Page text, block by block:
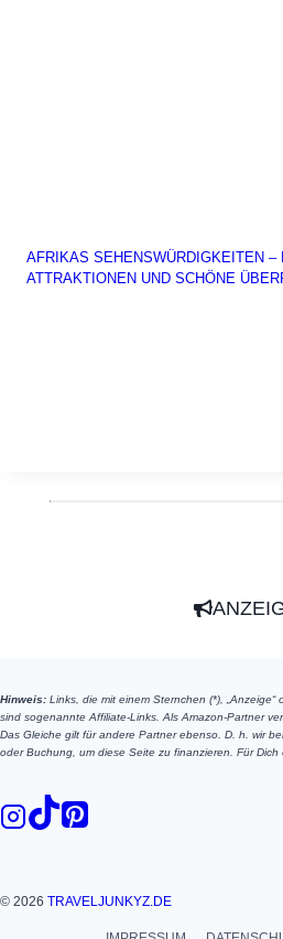
AFRIKAS SEHENSWÜRDIGKEITEN –
ATTRAKTIONEN UND SCHÖNE
Hinweis: Links, die mit einem Sternchen (*), „Anzeige“
sind sogenannte Affiliate-Links. Als Amazon-Partner
Das Gleiche gilt für andere Partner ebenso. D. h. wir
oder Buchung, um diese Seite zu finanzieren. Für
© 2026 TRAVELJUNKYZ.DE